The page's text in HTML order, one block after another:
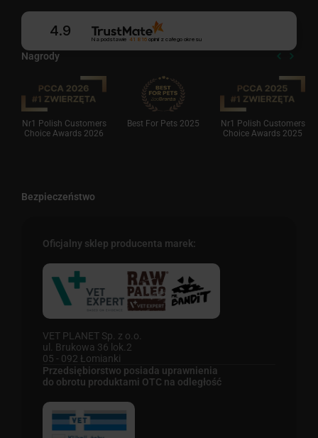
Nagrody
Nr1 Polish Customers
Choice Awards 2026
Best For Pets 2025
Nr1 Polish Customers
Choice Awards 2025
4.9
Na podstawie 41 816 opinii z całego okresu
Bezpieczeństwo
Oficjalny sklep producenta marek:
VET PLANET Sp. z o.o.
ul. Brukowa 36 lok.2
05 - 092 Łomianki
Przedsiębiorstwo posiada uprawnienia
do obrotu produktami OTC na odległość